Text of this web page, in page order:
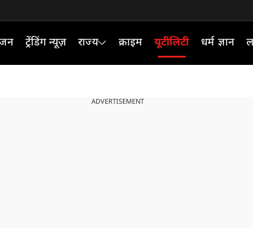
ट्रेंडिंग न्यूज़ राज्य क्राइम यूटीलिटी धर्म ज्ञान
ADVERTISEMENT